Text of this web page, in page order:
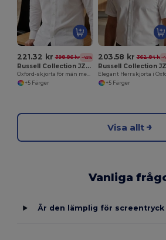
221.32 kr 398.86 kr -45%
Russell Collection JZ922
Oxford-skjorta för män med italiensk krage
+5 Färger
203.58 kr 362.84 kr-
+5 Färger
Visa allt
Vanliga
Är den lämplig för screentryck